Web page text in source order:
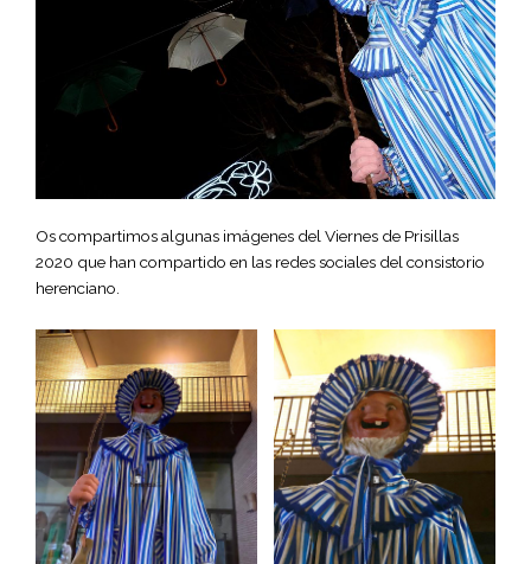
Os compartimos algunas imágenes del Viernes de Prisillas
2020 que han compartido en las redes sociales del consistorio
herenciano.